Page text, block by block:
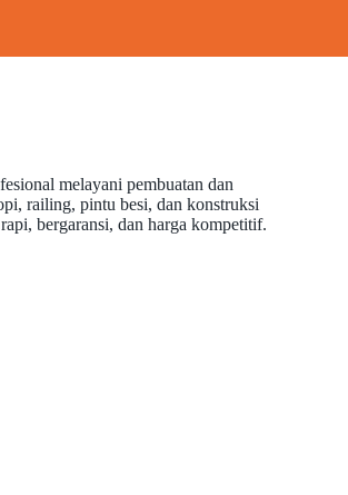
melayani pembuatan dan
railing, pintu besi, dan konstruksi
bergaransi, dan harga kompetitif.